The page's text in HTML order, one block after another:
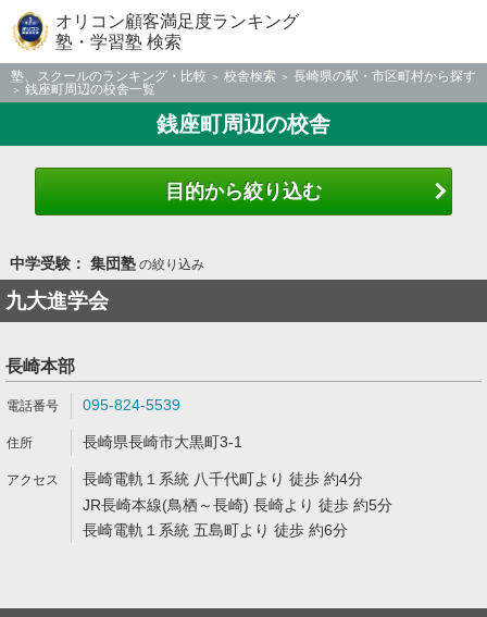
オリコン顧客満足度ランキング
塾・学習塾 検索
塾、スクールのランキング・比較 校舎検索
長崎県の駅・市区町村から探す
銭座町周辺の校舎一覧
銭座町周辺の校舎
目的から絞り込む
中学受験： 集団塾の絞り込み
九大進学会
長崎本部
095-824-5539
長崎県長崎市大黒町3-1
長崎電軌１系統 八千代町より 徒歩 約4分
JR長崎本線(鳥栖～長崎) 長崎より 徒歩 約5分
長崎電軌１系統 五島町より 徒歩 約6分